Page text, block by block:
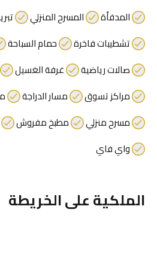
المدفأة
المسرح المنزلي
تشطيبات فاخرة
حمام السباحة
صالات رياضية
غرفة الغسيل
مراكز تسوق
مسار الدراجة
مسرح منزلي
مطبخ مفروش
واي فاي
الملكية على الخريطة